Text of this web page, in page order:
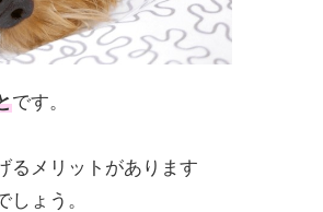
です。
るメリットがあります
ょう。